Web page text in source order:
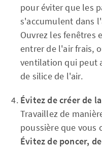
pour éviter que les
s'accumulent dans
Ouvrez les fenêtres
entrer de l'air frais,
ventilation qui peut
de silice de l'air.
Évitez de créer de
Travaillez de
poussière que vous
Évitez de poncer,